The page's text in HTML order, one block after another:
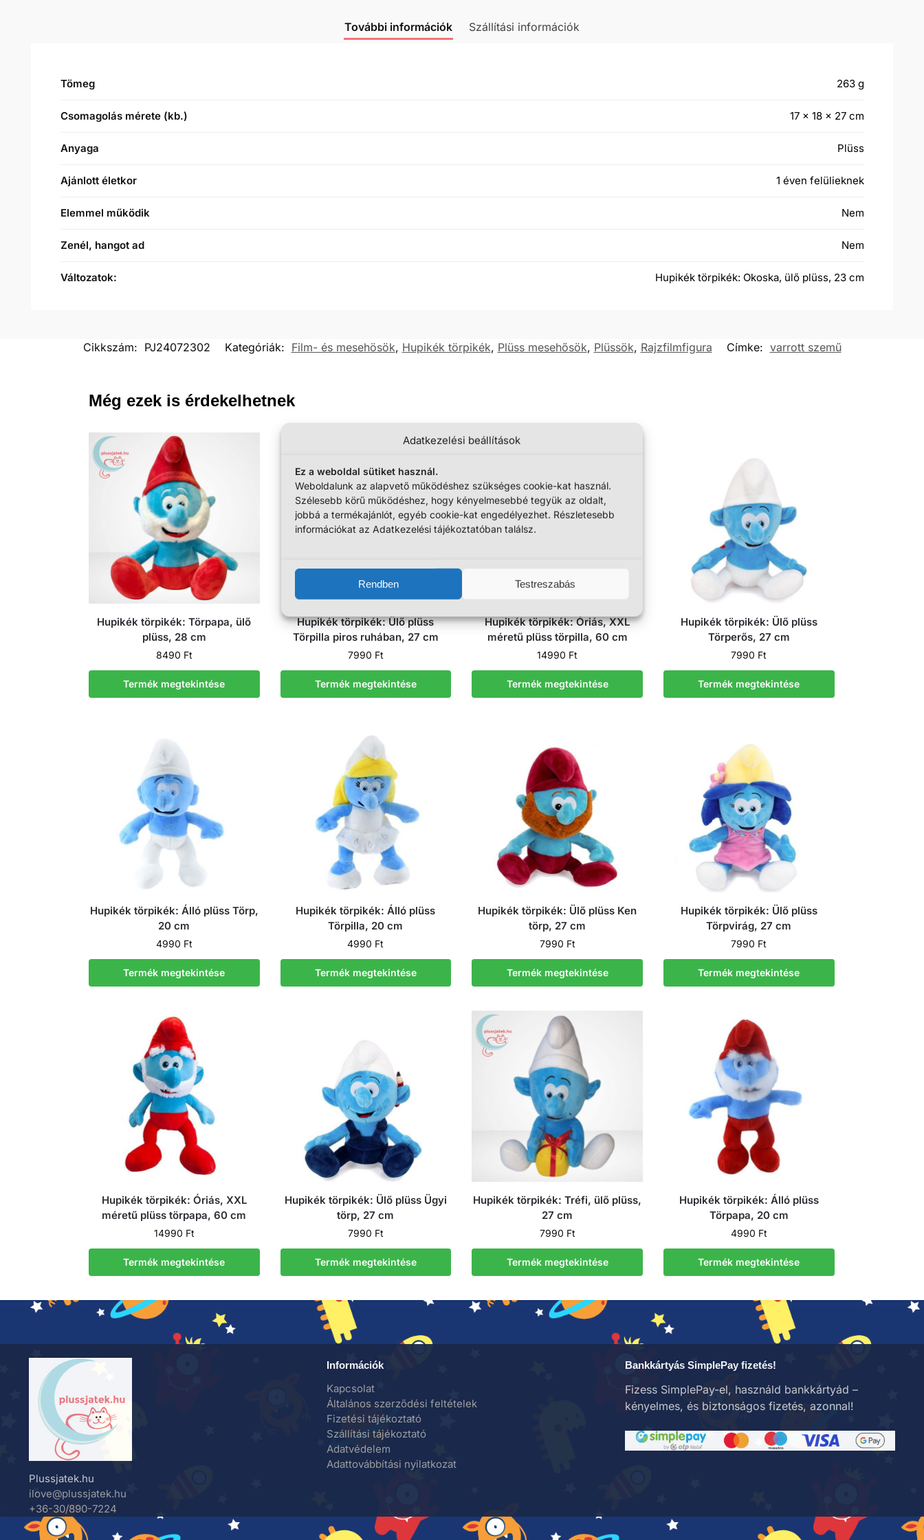
Adatkezelési beállítások
Ez a weboldal sütiket használ.
Weboldalunk az alapvető működéshez szükséges cookie-kat használ.
Szélesebb körű működéshez, hogy kényelmesebbé tegyük az oldalt,
jobbá a termékajánlót, egyéb cookie-kat engedélyezhet. Részletesebb
információkat az Adatkezelési tájékoztatóban találsz.
Rendben Testreszabás
További információk Szállítási információk
Tömeg 263 g
Csomagolás mérete (kb.) 17 × 18 × 27 cm
Anyaga Plüss
Ajánlott életkor 1 éven felülieknek
Elemmel működik Nem
Zenél, hangot ad Nem
Változatok: Hupikék törpikék: Okoska, ülő plüss, 23 cm
Cikkszám: PJ24072302 Kategóriák: Film- és mesehösök, Hupikék törpikék, Plüss mesehősök, Plüssök, Rajzfilmfigura Címke: varrott szemű
Még ezek is érdekelhetnek
Hupikék törpikék: Törpapa, ülő
plüss, 28 cm
8490 Ft
Termék megtekintése
Hupikék törpikék: Ülő plüss
Törpilla piros ruhában, 27 cm
7990 Ft
Termék megtekintése
Hupikék törpikék: Óriás, XXL
méretű plüss törpilla, 60 cm
14990 Ft
Termék megtekintése
Hupikék törpikék: Ülő plüss
Törperős, 27 cm
7990 Ft
Termék megtekintése
Hupikék törpikék: Álló plüss Törp,
20 cm
4990 Ft
Termék megtekintése
Hupikék törpikék: Álló plüss
Törpilla, 20 cm
4990 Ft
Termék megtekintése
Hupikék törpikék: Ülő plüss Ken
törp, 27 cm
7990 Ft
Termék megtekintése
Hupikék törpikék: Ülő plüss
Törpvirág, 27 cm
7990 Ft
Termék megtekintése
Hupikék törpikék: Óriás, XXL
méretű plüss törpapa, 60 cm
14990 Ft
Termék megtekintése
Hupikék törpikék: Ülő plüss Ügyi
törp, 27 cm
7990 Ft
Termék megtekintése
Hupikék törpikék: Tréfi, ülő plüss,
27 cm
7990 Ft
Termék megtekintése
Hupikék törpikék: Álló plüss
Törpapa, 20 cm
4990 Ft
Termék megtekintése
Plussjatek.hu
ilove@plussjatek.hu
+36-30/890-7224
Információk
Kapcsolat
Általános szerződési feltételek
Fizetési tájékoztató
Szállítási tájékoztató
Adatvédelem
Adattovábbítási nyilatkozat
Bankkártyás SimplePay fizetés!
Fizess SimplePay-el, használd bankkártyád –
kényelmes, és biztonságos fizetés, azonnal!